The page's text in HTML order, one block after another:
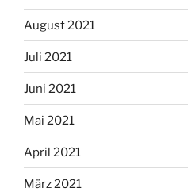
August 2021
Juli 2021
Juni 2021
Mai 2021
April 2021
März 2021